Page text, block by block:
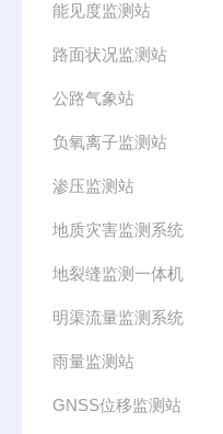
能见度监测站
路面状况监测站
公路气象站
负氧离子监测站
渗压监测站
地质灾害监测系统
地裂缝监测一体机
明渠流量监测系统
雨量监测站
GNSS位移监测站